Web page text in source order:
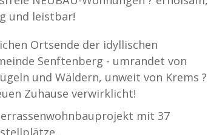
und leistbar!
Ortsende der idyllischen
Senftenberg - umrandet von
und Wäldern, unweit von Krems ?
Zuhause verwirklicht!
mit 37